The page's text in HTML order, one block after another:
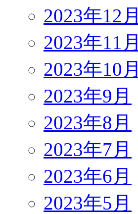
2023年12月
2023年11月
2023年10月
2023年9月
2023年8月
2023年7月
2023年6月
2023年5月